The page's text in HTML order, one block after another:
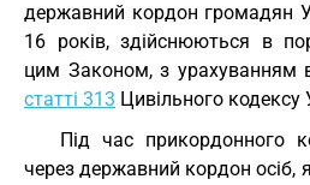
державний кордон громадян
16 років, здійснюються в
цим Законом, з урахуванням
статті 313 Цивільного кодексу
Під час прикордонного
через державний кордон осіб,